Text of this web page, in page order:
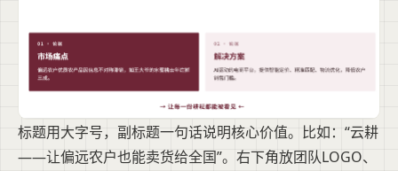
标题用大字号，副标题一句话说明核心价值。比如：“云耕
——让偏远农户也能卖货给全国”。右下角放团队LOGO、